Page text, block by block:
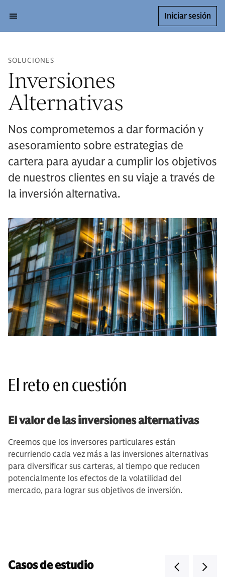
Iniciar sesión
SOLUCIONES
Inversiones
Alternativas
Nos comprometemos a dar formación y
asesoramiento sobre estrategias de
cartera para ayudar a cumplir los objetivos
de nuestros clientes en su viaje a través de
la inversión alternativa.
El reto en cuestión
El valor de las inversiones alternativas
Creemos que los inversores particulares están
recurriendo cada vez más a las inversiones alternativas
para diversificar sus carteras, al tiempo que reducen
potencialmente los efectos de la volatilidad del
mercado, para lograr sus objetivos de inversión.
Casos de estudio